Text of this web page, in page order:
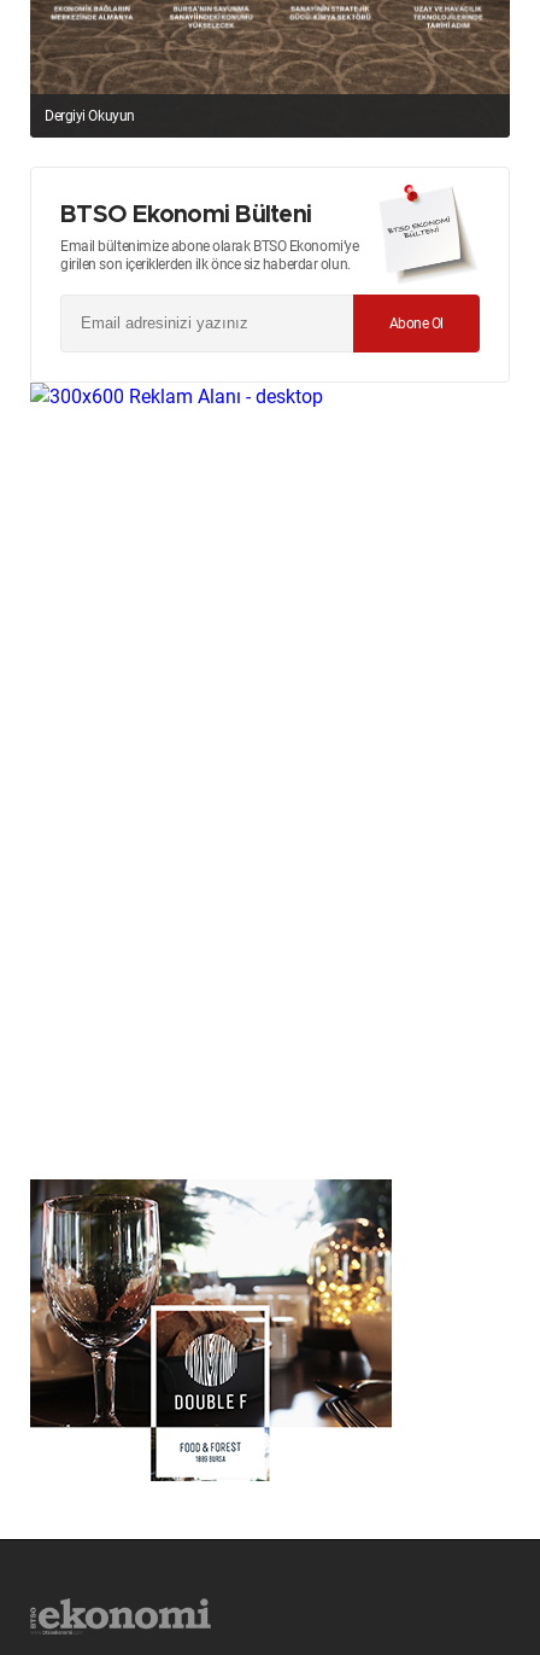
Dergiyi Okuyun
BTSO Ekonomi Bülteni
Email bültenimize abone olarak BTSO Ekonomi’ye
girilen son içeriklerden ilk önce siz haberdar olun.
Abone Ol